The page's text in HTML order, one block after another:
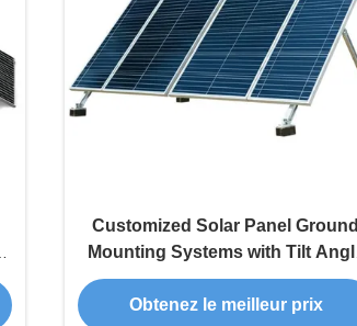
Customized Solar Panel Ground
Mounting Systems with Tilt Angle
0-60 Degrees and Durable
Construction Roof Inclination
Obtenez le meilleur prix